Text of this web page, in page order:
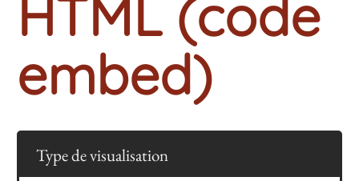
HTML (code
embed)
Type de visualisation